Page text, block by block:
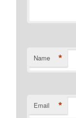
Name *
Email *